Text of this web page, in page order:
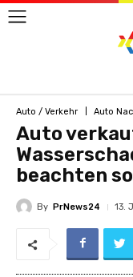
Auto / Verkehr Auto
Auto
beachten
By PrNews24 13.